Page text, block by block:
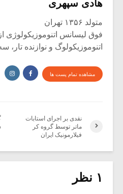
هادی سپهری
متولد ۱۳۵۶ تهران
فوق لیسانس اتنوموزیکولوژی
اتنوموزیکولوگ و نوازنده تار،
مشاهده تمام پست ها
نقدی بر اجرای استابات
ماتر توسط گروه کر
فیلارمونیک ایران
۱ نظر